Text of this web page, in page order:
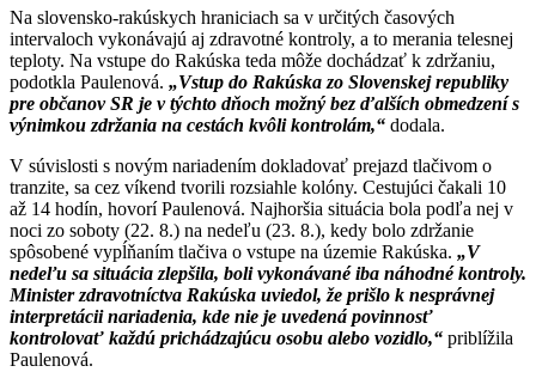
Na slovensko-rakúskych hraniciach sa v určitých časových
intervaloch vykonávajú aj zdravotné kontroly, a to merania telesnej
teploty. Na vstupe do Rakúska teda môže dochádzať k zdržaniu,
podotkla Paulenová. „Vstup do Rakúska zo Slovenskej republiky
pre občanov SR je v týchto dňoch možný bez ďalších obmedzení s
výnimkou zdržania na cestách kvôli kontrolám,“ dodala.
V súvislosti s novým nariadením dokladovať prejazd tlačivom o
tranzite, sa cez víkend tvorili rozsiahle kolóny. Cestujúci čakali 10
až 14 hodín, hovorí Paulenová. Najhoršia situácia bola podľa nej v
noci zo soboty (22. 8.) na nedeľu (23. 8.), kedy bolo zdržanie
spôsobené vypĺňaním tlačiva o vstupe na územie Rakúska. „V
nedeľu sa situácia zlepšila, boli vykonávané iba náhodné kontroly.
Minister zdravotníctva Rakúska uviedol, že prišlo k nesprávnej
interpretácii nariadenia, kde nie je uvedená povinnosť
kontrolovať každú prichádzajúcu osobu alebo vozidlo,“ priblížila
Paulenová.